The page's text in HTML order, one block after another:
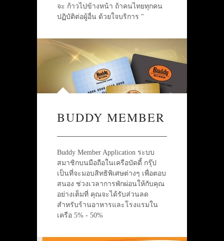
จะ ก้าวไปข้างหน้า ถ้าคนไทยทุกคน
ปฏิบัติต่อผู้อื่น ด้วยใจบริการ "
BUDDY MEMBER
Buddy Member Application ระบบ
สมาชิกบนมือถือในเครือบัดดี้ กรุ๊ป
เป็นที่จะมอบสิทธิพิเศษต่างๆ เพื่อตอบ
สนอง ช่วงเวลาการพักผ่อนให้กับคุณ
อย่างเต็มที่ คุณจะได้รับส่วนลด
สำหรับร้านอาหารและโรงแรมใน
เครือ 5% - 50%